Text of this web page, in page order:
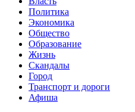
Политика
Экономика
Общество
Образование
Жизнь
Скандалы
Город
Транспорт и дороги
Афиша